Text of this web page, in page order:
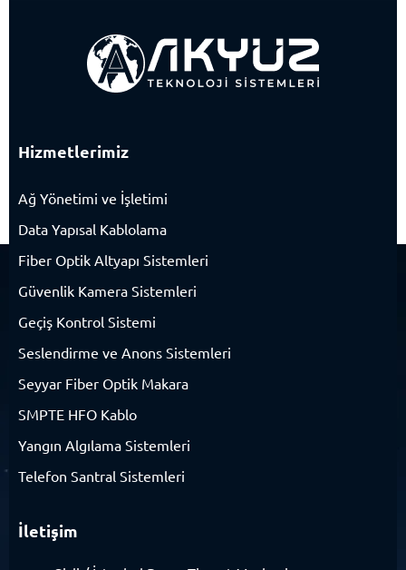
Hizmetlerimiz
Ağ Yönetimi ve İşletimi
Data Yapısal Kablolama
Fiber Optik Altyapı Sistemleri
Güvenlik Kamera Sistemleri
Geçiş Kontrol Sistemi
Seslendirme ve Anons Sistemleri
Seyyar Fiber Optik Makara
SMPTE HFO Kablo
Yangın Algılama Sistemleri
Telefon Santral Sistemleri
İletişim